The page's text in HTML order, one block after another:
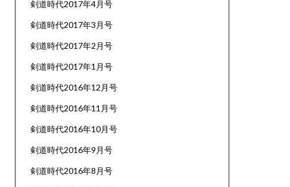
剣道時代2017年4月号
剣道時代2017年3月号
剣道時代2017年2月号
剣道時代2017年1月号
剣道時代2016年12月号
剣道時代2016年11月号
剣道時代2016年10月号
剣道時代2016年9月号
剣道時代2016年8月号